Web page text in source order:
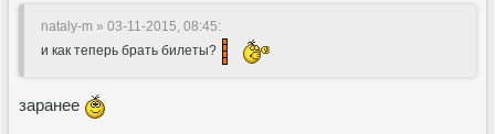
nataly-m » 03-11-2015, 08:45:
и как теперь брать билеты?
заранее